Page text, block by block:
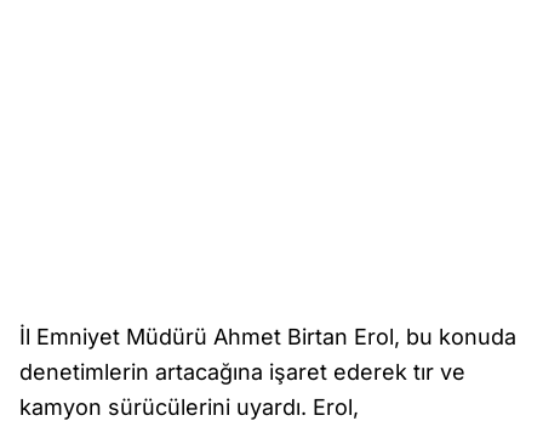
İl Emniyet Müdürü Ahmet Birtan Erol, bu konuda
denetimlerin artacağına işaret ederek tır ve
kamyon sürücülerini uyardı. Erol,